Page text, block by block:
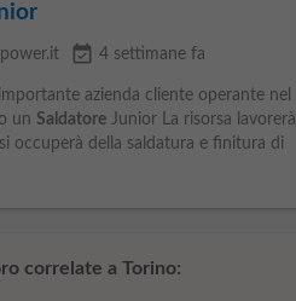
event_available 4 settimane fa
azienda cliente operante nel
un SaldatoreJunior La risorsa lavorerà
occuperà della saldatura e finitura di
correlate a Torino: